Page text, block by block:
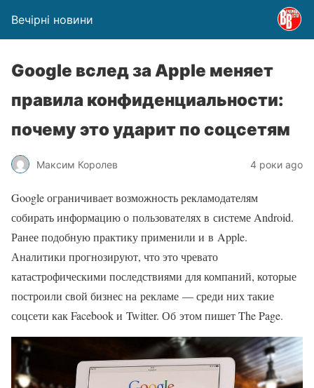
Вечірні новини
Google вслед за Apple меняет
правила конфиденциальности:
почему это ударит по соцсетям
Максим Королев 4 роки ago
Google ограничивает возможность рекламодателям
собирать информацию о пользователях в системе Android.
Ранее подобную практику применили и в Apple.
Аналитики прогнозируют, что это чревато
катастрофическими последствиями для компаний, которые
построили свой бизнес на рекламе — среди них такие
соцсети как Facebook и Twitter. Об этом пишет The Page.